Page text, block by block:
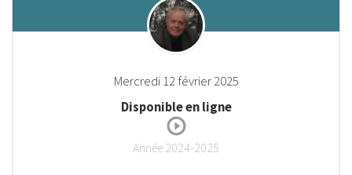
Mercredi 12 février 2025
Disponible en ligne
Année 2024-2025